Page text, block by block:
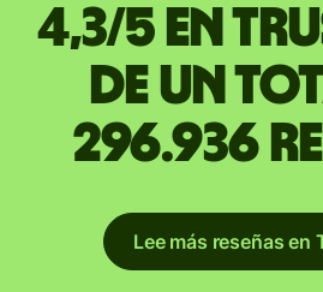
4,3/5 en
de un
296.936
Lee más reseñas en